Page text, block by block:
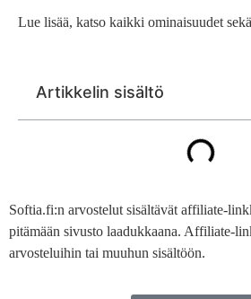
Artikkelin sisältö
Lue lisää, katso kaikki ominaisuudet
Softia.fi:n arvostelut sisältävät affiliate-
pitämään sivusto laadukkaana. Affiliate-
arvosteluihin tai muuhun sisältöön.